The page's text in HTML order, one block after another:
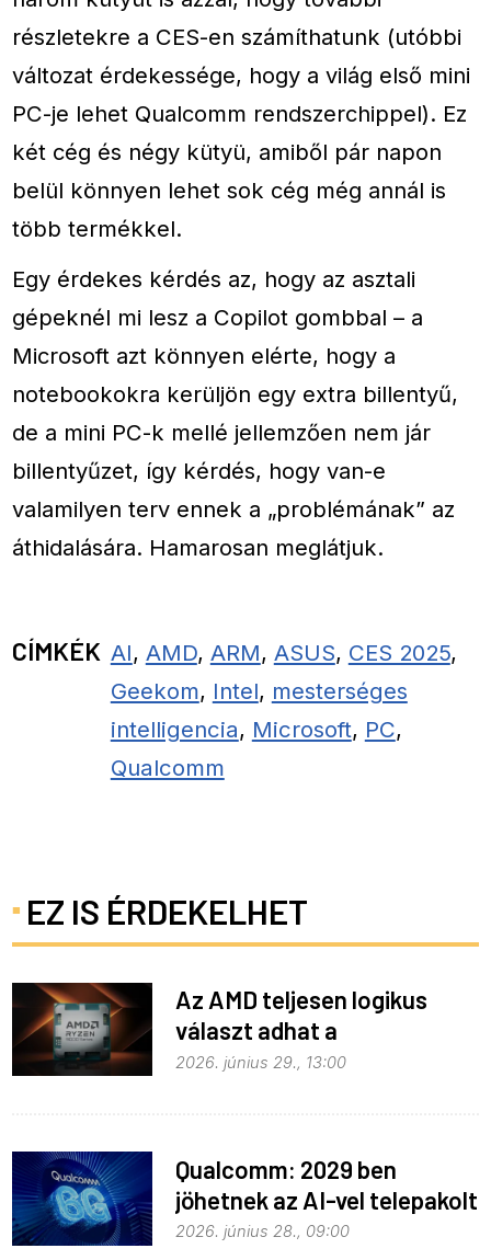
részletekre a CES-en számíthatunk (utóbbi
változat érdekessége, hogy a világ első mini
PC-je lehet Qualcomm rendszerchippel). Ez
két cég és négy kütyü, amiből pár napon
belül könnyen lehet sok cég még annál is
több termékkel.
Egy érdekes kérdés az, hogy az asztali
gépeknél mi lesz a Copilot gombbal – a
Microsoft azt könnyen elérte, hogy a
notebookokra kerüljön egy extra billentyű,
de a mini PC-k mellé jellemzően nem jár
billentyűzet, így kérdés, hogy van-e
valamilyen terv ennek a „problémának” az
áthidalására. Hamarosan meglátjuk.
CÍMKÉK AI, AMD, ARM, ASUS, CES 2025,
Geekom, Intel, mesterséges
intelligencia, Microsoft, PC,
Qualcomm
EZ IS ÉRDEKELHET
Az AMD teljesen logikus
választ adhat a
memóriaválságra
2026. június 29., 13:00
Qualcomm: 2029 ben
jöhetnek az AI-vel telepakolt
6G-s telefonok
2026. június 28., 09:00